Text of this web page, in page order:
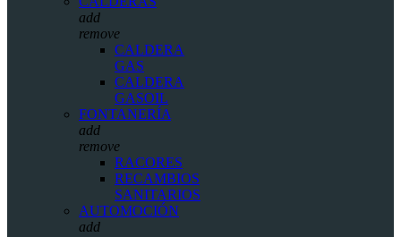
add
remove
CALDERA
GAS
CALDERA
GASOIL
FONTANERÍA
add
remove
RACORES
RECAMBIOS
SANITARIOS
AUTOMOCIÓN
add